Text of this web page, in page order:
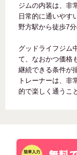
ジムの内装は、非
日常的に通いやす
野方駅から徒歩7
グッドライフジム
て、なおかつ価格
継続できる条件が
トレーナーは、非
的で楽しく通うこ